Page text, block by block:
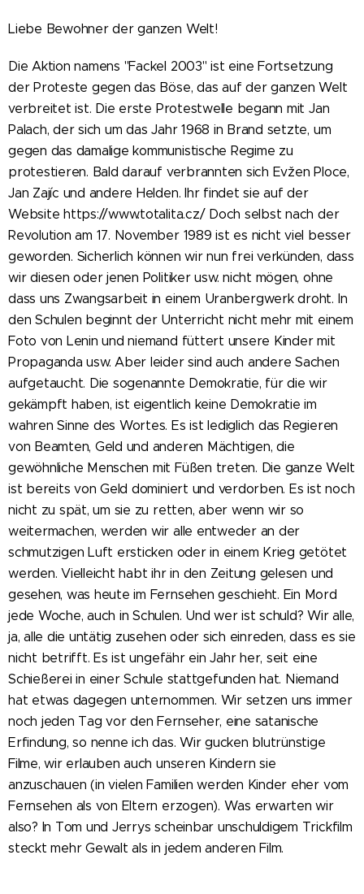
Liebe Bewohner der ganzen Welt!
Die Aktion namens "Fackel 2003" ist eine Fortsetzung
der Proteste gegen das Böse, das auf der ganzen Welt
verbreitet ist. Die erste Protestwelle begann mit Jan
Palach, der sich um das Jahr 1968 in Brand setzte, um
gegen das damalige kommunistische Regime zu
protestieren. Bald darauf verbrannten sich Evžen Ploce,
Jan Zajíc und andere Helden. Ihr findet sie auf der
Website https://www.totalita.cz/ Doch selbst nach der
Revolution am 17. November 1989 ist es nicht viel besser
geworden. Sicherlich können wir nun frei verkünden, dass
wir diesen oder jenen Politiker usw. nicht mögen, ohne
dass uns Zwangsarbeit in einem Uranbergwerk droht. In
den Schulen beginnt der Unterricht nicht mehr mit einem
Foto von Lenin und niemand füttert unsere Kinder mit
Propaganda usw. Aber leider sind auch andere Sachen
aufgetaucht. Die sogenannte Demokratie, für die wir
gekämpft haben, ist eigentlich keine Demokratie im
wahren Sinne des Wortes. Es ist lediglich das Regieren
von Beamten, Geld und anderen Mächtigen, die
gewöhnliche Menschen mit Füßen treten. Die ganze Welt
ist bereits von Geld dominiert und verdorben. Es ist noch
nicht zu spät, um sie zu retten, aber wenn wir so
weitermachen, werden wir alle entweder an der
schmutzigen Luft ersticken oder in einem Krieg getötet
werden. Vielleicht habt ihr in den Zeitung gelesen und
gesehen, was heute im Fernsehen geschieht. Ein Mord
jede Woche, auch in Schulen. Und wer ist schuld? Wir alle,
ja, alle die untätig zusehen oder sich einreden, dass es sie
nicht betrifft. Es ist ungefähr ein Jahr her, seit eine
Schießerei in einer Schule stattgefunden hat. Niemand
hat etwas dagegen unternommen. Wir setzen uns immer
noch jeden Tag vor den Fernseher, eine satanische
Erfindung, so nenne ich das. Wir gucken blutrünstige
Filme, wir erlauben auch unseren Kindern sie
anzuschauen (in vielen Familien werden Kinder eher vom
Fernsehen als von Eltern erzogen). Was erwarten wir
also? In Tom und Jerrys scheinbar unschuldigem Trickfilm
steckt mehr Gewalt als in jedem anderen Film.